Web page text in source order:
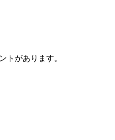
トがあります。